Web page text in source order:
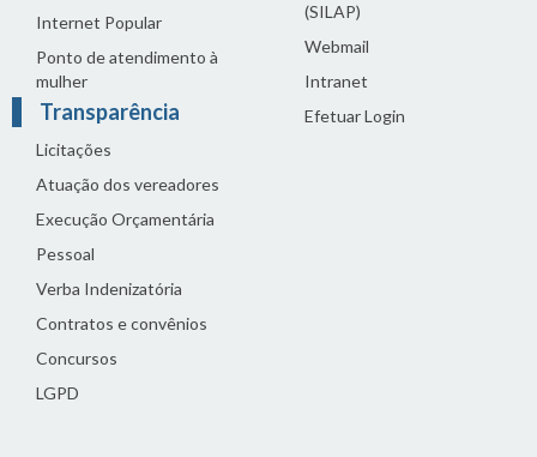
Internet Popular
Ponto de atendimento à
mulher
Transparência
Licitações
Atuação dos vereadores
Execução Orçamentária
Pessoal
Verba Indenizatória
Contratos e convênios
Concursos
LGPD
(SILAP)
Webmail
Intranet
Efetuar Login